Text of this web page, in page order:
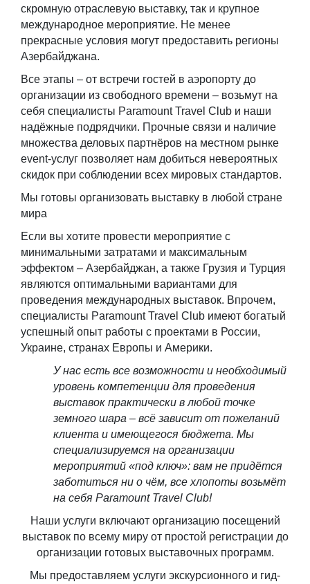
скромную отраслевую выставку, так и крупное
международное мероприятие. Не менее
прекрасные условия могут предоставить регионы
Азербайджана.
Все этапы – от встречи гостей в аэропорту до
организации из свободного времени – возьмут на
себя специалисты Paramount Travel Club и наши
надёжные подрядчики. Прочные связи и наличие
множества деловых партнёров на местном рынке
event-услуг позволяет нам добиться невероятных
скидок при соблюдении всех мировых стандартов.
Мы готовы организовать выставку в любой стране
мира
Если вы хотите провести мероприятие с
минимальными затратами и максимальным
эффектом – Азербайджан, а также Грузия и Турция
являются оптимальными вариантами для
проведения международных выставок. Впрочем,
специалисты Paramount Travel Club имеют богатый
успешный опыт работы с проектами в России,
Украине, странах Европы и Америки.
У нас есть все возможности и необходимый
уровень компетенции для проведения
выставок практически в любой точке
земного шара – всё зависит от пожеланий
клиента и имеющегося бюджета. Мы
специализируемся на организации
мероприятий «под ключ»: вам не придётся
заботиться ни о чём, все хлопоты возьмёт
на себя Paramount Travel Club!
Наши услуги включают организацию посещений
выставок по всему миру от простой регистрации до
организации готовых выставочных программ.
Мы предоставляем услуги экскурсионного и гид-